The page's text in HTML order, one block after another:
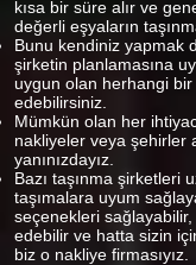
kısa bir süre alır ve
değerli eşyaların
Bunu kendiniz yapmak
şirketin planlamasına
uygun olan herhangi
edebilirsiniz.
Mümkün olan her
nakliyeler veya şehirler
yanınızdayız.
Bazı taşınma şirketleri
taşımalara uyum
seçenekleri
edebilir ve hatta sizin
biz o nakliye firmasıyız.